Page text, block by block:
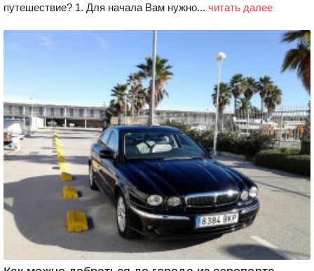
путешествие? 1. Для начала Вам нужно... читать далее